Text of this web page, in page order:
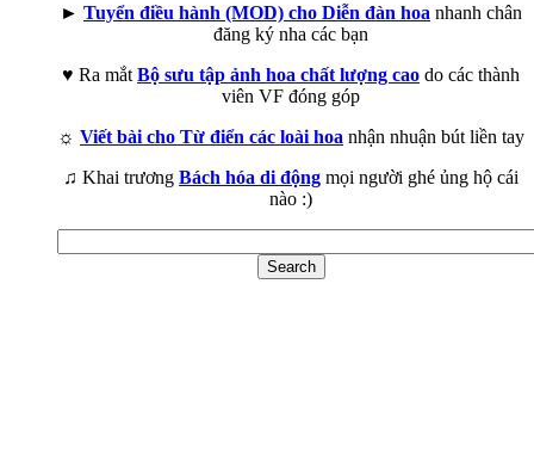
► Tuyển điều hành (MOD) cho Diễn đàn hoa nhanh chân
đăng ký nha các bạn
♥ Ra mắt Bộ sưu tập ảnh hoa chất lượng cao do các thành
viên VF đóng góp
☼ Viết bài cho Từ điển các loài hoa nhận nhuận bút liền tay
♫ Khai trương Bách hóa di động mọi người ghé ủng hộ cái
nào :)